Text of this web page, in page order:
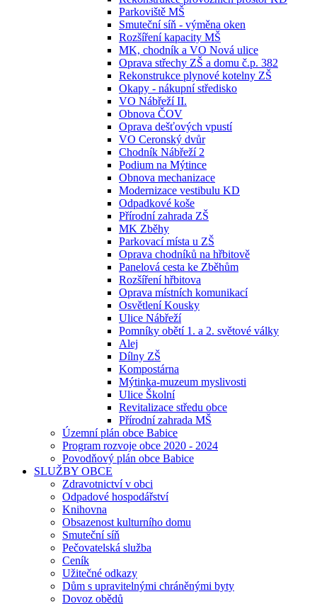
Parkoviště MŠ
Smuteční síň - výměna oken
Rozšíření kapacity MŠ
MK, chodník a VO Nová ulice
Oprava střechy ZŠ a domu č.p. 382
Rekonstrukce plynové kotelny ZŠ
Okapy - nákupní středisko
VO Nábřeží II.
Obnova ČOV
Oprava dešťových vpustí
VO Ceronský dvůr
Chodník Nábřeží 2
Podium na Mýtince
Obnova mechanizace
Modernizace vestibulu KD
Odpadkové koše
Přírodní zahrada ZŠ
MK Zběhy
Parkovací místa u ZŠ
Oprava chodníků na hřbitově
Panelová cesta ke Zběhům
Rozšíření hřbitova
Oprava místních komunikací
Osvětlení Kousky
Ulice Nábřeží
Pomníky obětí 1. a 2. světové války
Alej
Dílny ZŠ
Kompostárna
Mýtinka-muzeum myslivosti
Ulice Školní
Revitalizace středu obce
Přírodní zahrada MŠ
Územní plán obce Babice
Program rozvoje obce 2020 - 2024
Povodňový plán obce Babice
SLUŽBY OBCE
Zdravotnictví v obci
Odpadové hospodářství
Knihovna
Obsazenost kulturního domu
Smuteční síň
Pečovatelská služba
Ceník
Užitečné odkazy
Dům s upravitelnými chráněnými byty
Dovoz obědů